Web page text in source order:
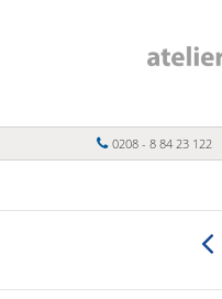
0208 - 8 84 23 122